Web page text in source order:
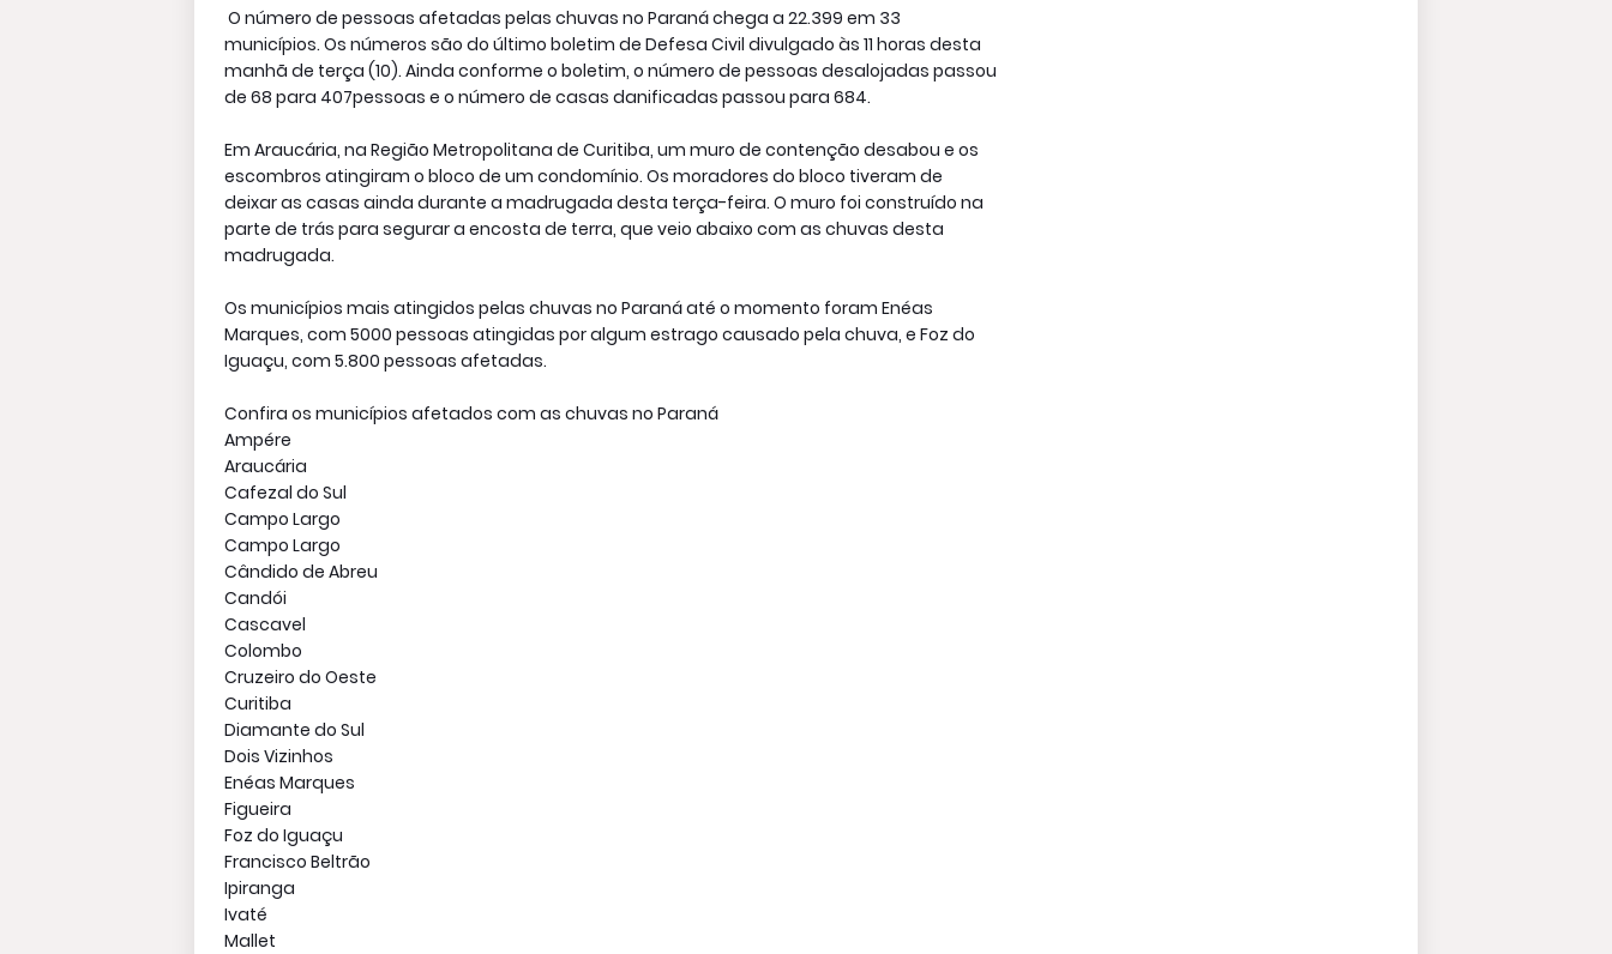
O número de pessoas afetadas pelas chuvas no Paraná chega a 22.399 em 33
municípios. Os números são do último boletim de Defesa Civil divulgado às 11 horas desta
manhã de terça (10). Ainda conforme o boletim, o número de pessoas desalojadas passou
de 68 para 407pessoas e o número de casas danificadas passou para 684.
Em Araucária, na Região Metropolitana de Curitiba, um muro de contenção desabou e os
escombros atingiram o bloco de um condomínio. Os moradores do bloco tiveram de
deixar as casas ainda durante a madrugada desta terça-feira. O muro foi construído na
parte de trás para segurar a encosta de terra, que veio abaixo com as chuvas desta
madrugada.
Os municípios mais atingidos pelas chuvas no Paraná até o momento foram Enéas
Marques, com 5000 pessoas atingidas por algum estrago causado pela chuva, e Foz do
Iguaçu, com 5.800 pessoas afetadas.
Confira os municípios afetados com as chuvas no Paraná
Ampére
Araucária
Cafezal do Sul
Campo Largo
Campo Largo
Cândido de Abreu
Candói
Cascavel
Colombo
Cruzeiro do Oeste
Curitiba
Diamante do Sul
Dois Vizinhos
Enéas Marques
Figueira
Foz do Iguaçu
Francisco Beltrão
Ipiranga
Ivaté
Mallet